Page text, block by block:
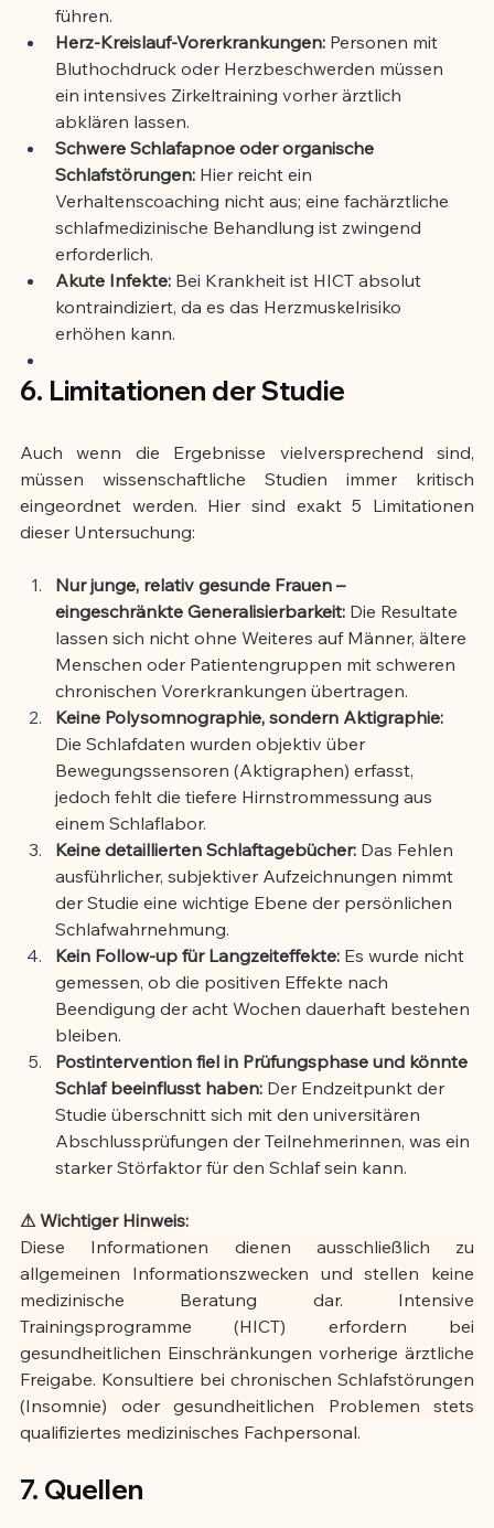
führen.
Herz-Kreislauf-Vorerkrankungen: Personen mit
Bluthochdruck oder Herzbeschwerden müssen
ein intensives Zirkeltraining vorher ärztlich
abklären lassen.
Schwere Schlafapnoe oder organische
Schlafstörungen: Hier reicht ein
Verhaltenscoaching nicht aus; eine fachärztliche
schlafmedizinische Behandlung ist zwingend
erforderlich.
Akute Infekte: Bei Krankheit ist HICT absolut
kontraindiziert, da es das Herzmuskelrisiko
erhöhen kann.
6. Limitationen der Studie
Auch wenn die Ergebnisse vielversprechend sind,
müssen wissenschaftliche Studien immer kritisch
eingeordnet werden. Hier sind exakt 5 Limitationen
dieser Untersuchung:
Nur junge, relativ gesunde Frauen –
eingeschränkte Generalisierbarkeit: Die Resultate
lassen sich nicht ohne Weiteres auf Männer, ältere
Menschen oder Patientengruppen mit schweren
chronischen Vorerkrankungen übertragen.
Keine Polysomnographie, sondern Aktigraphie:
Die Schlafdaten wurden objektiv über
Bewegungssensoren (Aktigraphen) erfasst,
jedoch fehlt die tiefere Hirnstrommessung aus
einem Schlaflabor.
Keine detaillierten Schlaftagebücher: Das Fehlen
ausführlicher, subjektiver Aufzeichnungen nimmt
der Studie eine wichtige Ebene der persönlichen
Schlafwahrnehmung.
Kein Follow-up für Langzeiteffekte: Es wurde nicht
gemessen, ob die positiven Effekte nach
Beendigung der acht Wochen dauerhaft bestehen
bleiben.
Postintervention fiel in Prüfungsphase und könnte
Schlaf beeinflusst haben: Der Endzeitpunkt der
Studie überschnitt sich mit den universitären
Abschlussprüfungen der Teilnehmerinnen, was ein
starker Störfaktor für den Schlaf sein kann.
⚠ Wichtiger Hinweis:
Diese Informationen dienen ausschließlich zu
allgemeinen Informationszwecken und stellen keine
medizinische Beratung dar. Intensive
Trainingsprogramme (HICT) erfordern bei
gesundheitlichen Einschränkungen vorherige ärztliche
Freigabe. Konsultiere bei chronischen Schlafstörungen
(Insomnie) oder gesundheitlichen Problemen stets
qualifiziertes medizinisches Fachpersonal.
7. Quellen